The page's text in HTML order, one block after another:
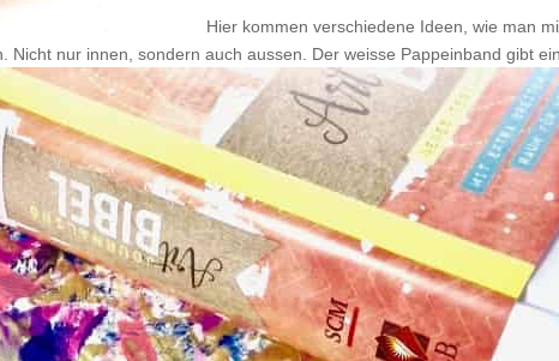
Hier kommen verschiedene Ideen, wie man
nur innen, sondern auch aussen. Der weisse Pappeinband gibt